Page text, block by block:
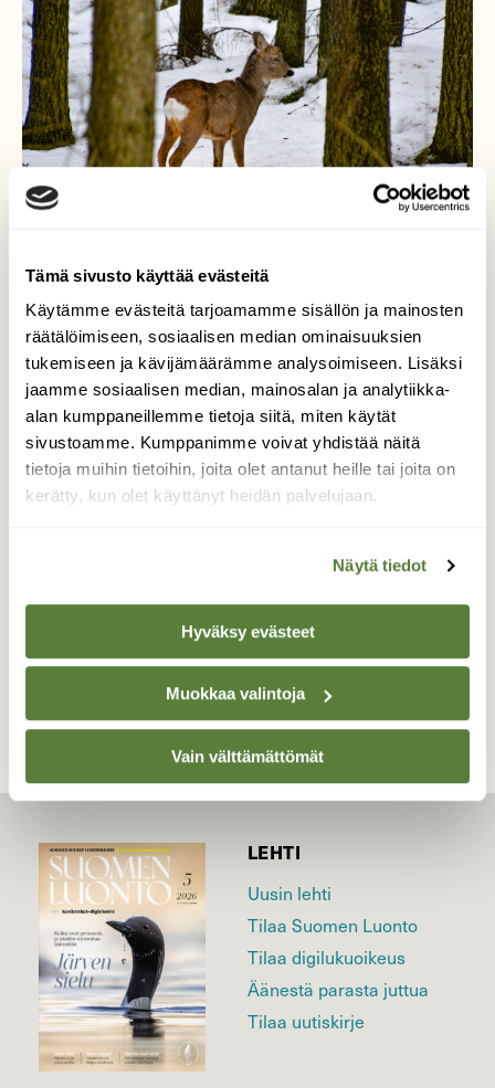
Tämä sivusto käyttää evästeitä
Käytämme evästeitä tarjoamamme sisällön ja mainosten
räätälöimiseen, sosiaalisen median ominaisuuksien
tukemiseen ja kävijämäärämme analysoimiseen. Lisäksi
jaamme sosiaalisen median, mainosalan ja analytiikka-
alan kumppaneillemme tietoja siitä, miten käytät
sivustoamme. Kumppanimme voivat yhdistää näitä
tietoja muihin tietoihin, joita olet antanut heille tai joita on
kerätty, kun olet käyttänyt heidän palvelujaan.
Näytä tiedot
Hyväksy evästeet
Muokkaa valintoja
Vain välttämättömät
Metsän väkeä
Metsäkauriit taitaa hakeutua tähän aikaan
vuodesta kuusikon katveeseen ja
navetoiden nurkille, kun pelloilla on paljon
lunta.
TAKAISIN LISTAAN
LEHTI
Uusin lehti
Tilaa Suomen Luonto
Tilaa digilukuoikeus
Äänestä parasta juttua
Tilaa uutiskirje